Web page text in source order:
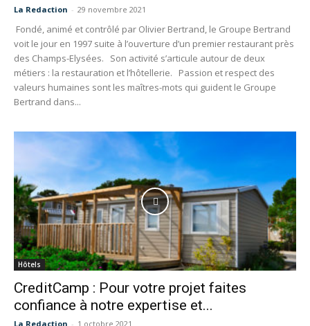
La Redaction - 29 novembre 2021
Fondé, animé et contrôlé par Olivier Bertrand, le Groupe Bertrand
voit le jour en 1997 suite à l’ouverture d’un premier restaurant près
des Champs-Elysées. Son activité s’articule autour de deux
métiers : la restauration et l’hôtellerie. Passion et respect des
valeurs humaines sont les maîtres-mots qui guident le Groupe
Bertrand dans...
Hôtels
CreditCamp : Pour votre projet faites
confiance à notre expertise et...
La Redaction - 1 octobre 2021